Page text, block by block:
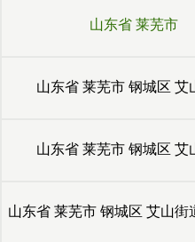
山东省 莱芜市
山东省 莱芜市 钢城区 艾
山东省 莱芜市 钢城区 艾
山东省 莱芜市 钢城区 艾山街